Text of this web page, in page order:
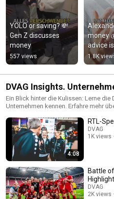
YOLO or saving? 💸
Gen Z discusses
money
557 views
money
advice
to him
1.8K
DVAG Insights.
Ein Blick hinter die Kulissen: Lerne
Unternehmen kennen. Erfahre mehr
4:08
RTL-
DVAG
1K views
Battle
Events
DVAG
2K views